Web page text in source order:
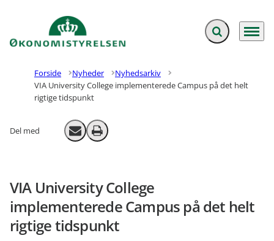
Gå til forsiden Fold søgefelt ud
Menu
Forside Nyheder
Nyhedsarkiv
VIA University College implementerede Campus på det helt
rigtige tidspunkt
Del med Send email
Print
VIA University College
implementerede Campus på det helt
rigtige tidspunkt